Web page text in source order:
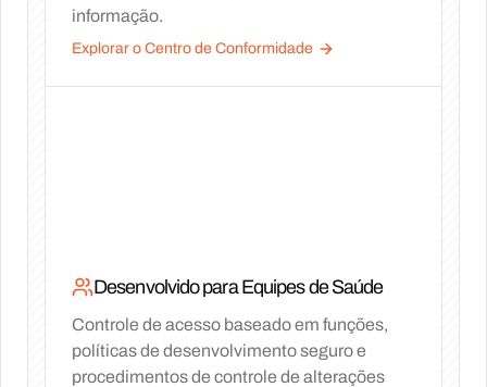
informação.
Explorar o Centro de Conformidade
Desenvolvido para Equipes de Saúde
Controle de acesso baseado em funções,
políticas de desenvolvimento seguro e
procedimentos de controle de alterações